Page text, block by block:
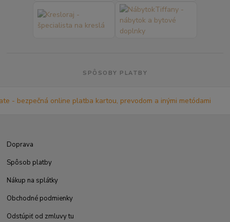
SPÔSOBY PLATBY
Doprava
Spôsob platby
Nákup na splátky
Obchodné podmienky
Odstúpiť od zmluvy tu